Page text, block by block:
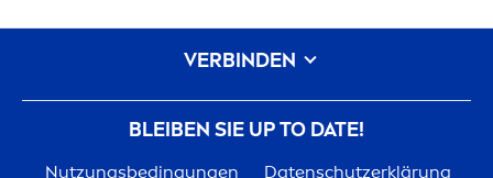
BLEIBEN SIE UP TO DATE!
Nutzungsbedingungen Datenschutzerklärung
VERBINDEN